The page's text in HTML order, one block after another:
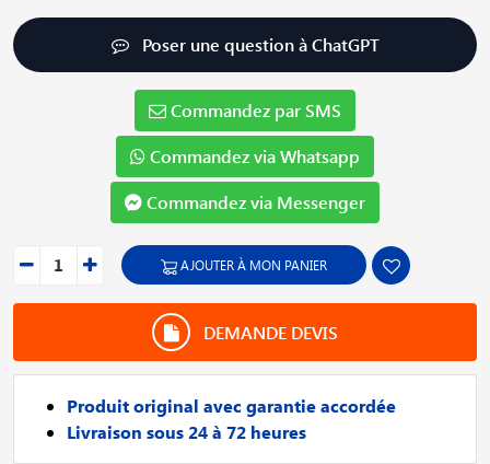
Poser une question à ChatGPT
Commandez par SMS
Commandez via Whatsapp
Commandez via Messenger
AJOUTER À MON PANIER
DEMANDE DEVIS
Produit original avec garantie accordée
Livraison sous 24 à 72 heures